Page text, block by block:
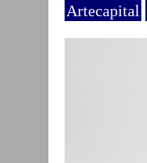
Artecapital